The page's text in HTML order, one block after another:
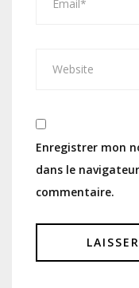
Enregistrer mon
dans le
commentaire.